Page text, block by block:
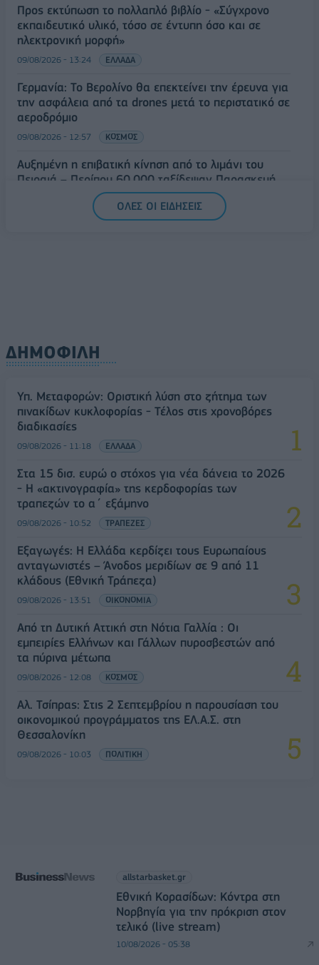
Προς εκτύπωση το πολλαπλό βιβλίο - «Σύγχρονο
εκπαιδευτικό υλικό, τόσο σε έντυπη όσο και σε
ηλεκτρονική μορφή»
09/08/2026 - 13:24 ΕΛΛΑΔΑ
Γερμανία: Το Βερολίνο θα επεκτείνει την έρευνα για
την ασφάλεια από τα drones μετά το περιστατικό σε
αεροδρόμιο
09/08/2026 - 12:57 ΚΟΣΜΟΣ
Αυξημένη η επιβατική κίνηση από το λιμάνι του
Πειραιά – Περίπου 60.000 ταξίδεψαν Παρασκευή
ΟΛΕΣ ΟΙ ΕΙΔΗΣΕΙΣ
ΔΗΜΟΦΙΛΗ
Υπ. Μεταφορών: Οριστική λύση στο ζήτημα των
πινακίδων κυκλοφορίας - Τέλος στις χρονοβόρες
διαδικασίες
09/08/2026 - 11:18 ΕΛΛΑΔΑ
Στα 15 δισ. ευρώ ο στόχος για νέα δάνεια το 2026
- Η «ακτινογραφία» της κερδοφορίας των
τραπεζών το α΄ εξάμηνο
09/08/2026 - 10:52 ΤΡΑΠΕΖΕΣ
Εξαγωγές: Η Ελλάδα κερδίζει τους Ευρωπαίους
ανταγωνιστές – Άνοδος μεριδίων σε 9 από 11
κλάδους (Εθνική Τράπεζα)
09/08/2026 - 13:51 ΟΙΚΟΝΟΜΙΑ
Από τη Δυτική Αττική στη Νότια Γαλλία : Οι
εμπειρίες Ελλήνων και Γάλλων πυροσβεστών από
τα πύρινα μέτωπα
09/08/2026 - 12:08 ΚΟΣΜΟΣ
Αλ. Τσίπρας: Στις 2 Σεπτεμβρίου η παρουσίαση του
οικονομικού προγράμματος της ΕΛ.Α.Σ. στη
Θεσσαλονίκη
09/08/2026 - 10:03 ΠΟΛΙΤΙΚΗ
allstarbasket.gr
Εθνική Κορασίδων: Κόντρα στη
Νορβηγία για την πρόκριση στον
τελικό (live stream)
10/08/2026 - 05:38